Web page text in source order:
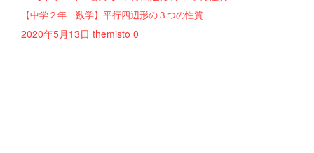
【中学２年 数学】平行四辺形の３つの性質
2020年5月13日 themisto 0